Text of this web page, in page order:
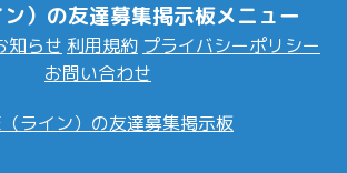
）の友達募集掲示板メニュー
知らせ 利用規約 プライバシーポリシー
お問い合わせ
ライン）の友達募集掲示板